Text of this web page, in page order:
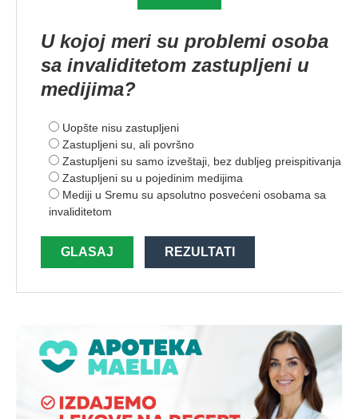
U kojoj meri su problemi osoba
sa invaliditetom zastupljeni u
medijima?
Uopšte nisu zastupljeni
Zastupljeni su, ali površno
Zastupljeni su samo izveštaji, bez dubljeg preispitivanja
Zastupljeni su u pojedinim medijima
Mediji u Sremu su apsolutno posvećeni osobama sa
invaliditetom
GLASAJ REZULTATI